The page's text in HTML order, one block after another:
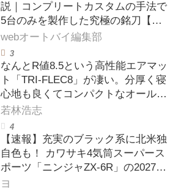
説｜コンプリートカスタムの手法で
5台のみを製作した究極の銘刀【ヨ
シムラ伝】
webオートバイ編集部
なんとR値8.5という高性能エアマッ
ト「TRI-FLEC8」が凄い。分厚く寝
心地も良くてコンパクトなオールシ
ーズン対応マットを試してみた〈若
林浩志のスーパー・カブカブ・ダイ
アリーズ Vol.385〉
若林浩志
【速報】充実のブラック系に北米独
自色も！ カワサキ4気筒スーパース
ポーツ「ニンジャZX-6R」の2027年
モデルを発表、2気筒ニンジャも出
ヨ